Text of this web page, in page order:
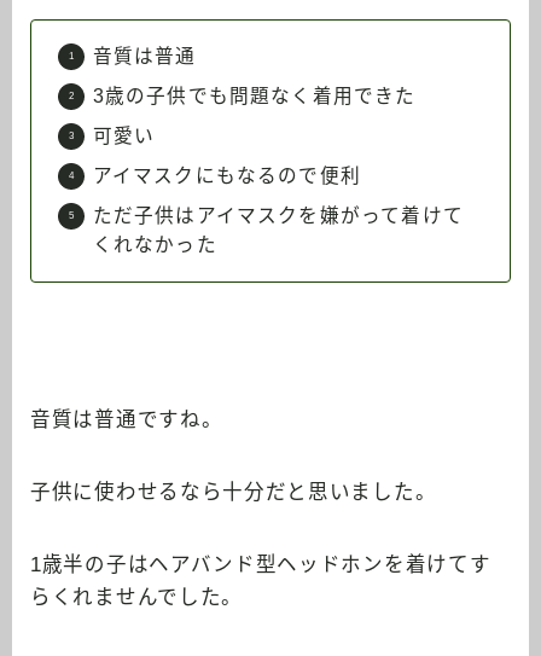
音質は普通
3歳の子供でも問題なく着用できた
可愛い
アイマスクにもなるので便利
ただ子供はアイマスクを嫌がって着けて
くれなかった
音質は普通ですね。
子供に使わせるなら十分だと思いました。
1歳半の子はヘアバンド型ヘッドホンを着けてす
らくれませんでした。